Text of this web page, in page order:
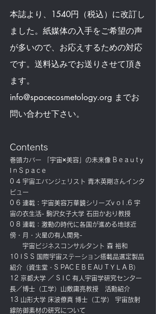
本誌より、1540円（税込）に改訂し
ました。紙媒体の入手をご希望の声
が多いので、お応えするための対応
です。送料込みでお送りさせて頂き
ます。
info@spacecosmetology.org までお
問い合わせ下さい。
Contents
巻頭カバー 「宇宙×美容」の未来像 B e a u t y
I n S p a c e
0 4 宇宙エバンジェリスト 青木英剛さんインタ
ビュー
0 6 連載：宇宙美容万華鏡シリーズv o l .6 宇
宙の衣生活- 駒沢女子大学 石田かおり教授
0 8 連載：激動の時代に各国が進める地球近
傍・月・火星の有人開発-
宇宙ビジネスコンサルタント 森 裕和
10 I S S 国際宇宙ステーション搭載品選定製品
紹介（資生堂・S PAC E B E AU T Y L A B）
12 京都大学 ／ S I C 有人宇宙学研究センター
長／博士（工学）山敷庸亮教授 活動紹介
13 山形大学 床波僚真 博士（工学） 宇宙放射
線防御素材の研究について